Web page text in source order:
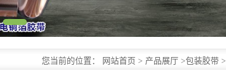
您当前的位置： 网站首页 > 产品展厅 >包装胶带 >